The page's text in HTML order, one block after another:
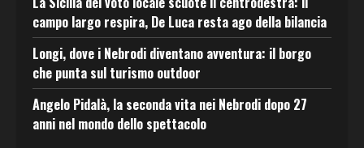
campo largo respira, De Luca resta ago della bilancia
Longi, dove i Nebrodi diventano avventura: il borgo
che punta sul turismo outdoor
Angelo Pidalà, la seconda vita nei Nebrodi dopo 27
anni nel mondo dello spettacolo